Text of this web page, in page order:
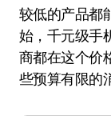
较低的产品都
始，千元级手
商都在这个价
些预算有限的